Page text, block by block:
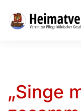
Skip to main
„Singe